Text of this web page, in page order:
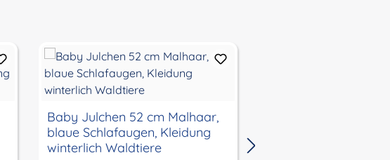
Baby Julchen 52 cm Malhaar,
blaue Schlafaugen, Kleidung
winterlich Waldtiere